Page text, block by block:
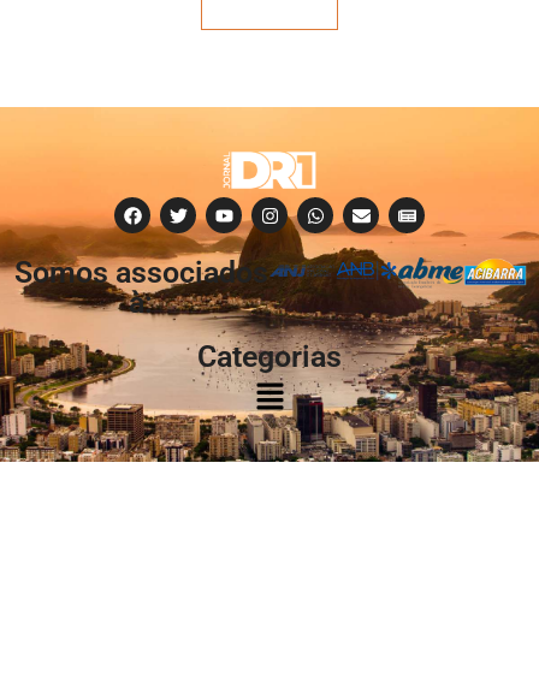
Somos associados
à:
Categorias